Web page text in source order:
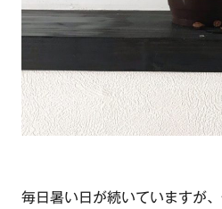
毎日暑い日が続いていますが